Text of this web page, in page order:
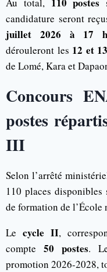
candidature seront
juillet 2026 à 17
dérouleront les 12 et
de Lomé, Kara et
Concours
postes
III
Selon l’arrêté
110 places
de formation de
Le cycle II,
compte50 postes.
promotion 2026-2028,